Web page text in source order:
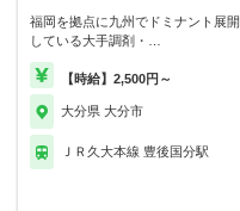
福岡を拠点に九州でドミナント展開
している大手調剤・…
【時給】2,500円～
大分県 大分市
ＪＲ久大本線 豊後国分駅